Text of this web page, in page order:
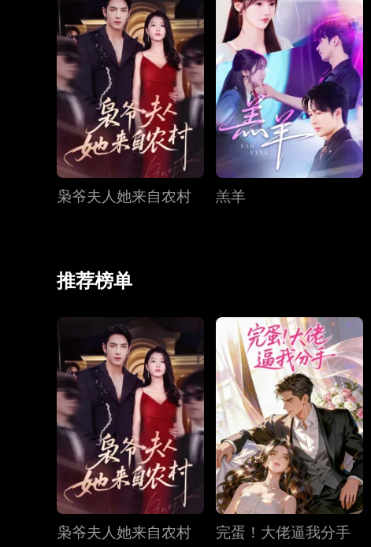
枭爷夫人她来自农村 羔羊
推荐榜单
枭爷夫人她来自农村 完蛋！大佬逼我分手